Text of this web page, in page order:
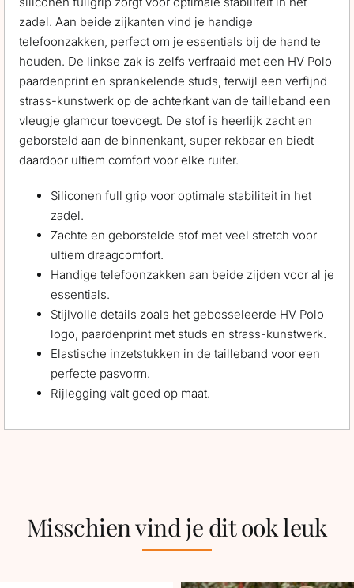
zadel. Aan beide zijkanten vind je handige
telefoonzakken, perfect om je essentials bij de hand te
houden. De linkse zak is zelfs verfraaid met een HV Polo
paardenprint en sprankelende studs, terwijl een verfijnd
strass-kunstwerk op de achterkant van de tailleband een
vleugje glamour toevoegt. De stof is heerlijk zacht en
geborsteld aan de binnenkant, super rekbaar en biedt
daardoor ultiem comfort voor elke ruiter.
Siliconen full grip voor optimale stabiliteit in het
zadel.
Zachte en geborstelde stof met veel stretch voor
ultiem draagcomfort.
Handige telefoonzakken aan beide zijden voor al je
essentials.
Stijlvolle details zoals het gebosseleerde HV Polo
logo, paardenprint met studs en strass-kunstwerk.
Elastische inzetstukken in de tailleband voor een
perfecte pasvorm.
Rijlegging valt goed op maat.
Misschien vind je dit ook leuk